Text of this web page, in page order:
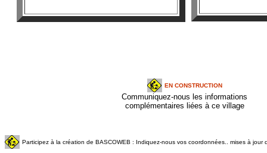
EN CONSTRUCTION
Communiquez-nous les informations
complémentaires liées à ce village
Participez à la création de BASCOWEB : Indiquez-nous vos coordonnées.. mises à jour